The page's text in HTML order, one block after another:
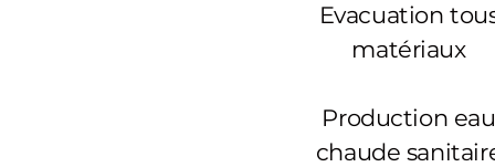
Evacuation
matériaux
Production eau
chaude